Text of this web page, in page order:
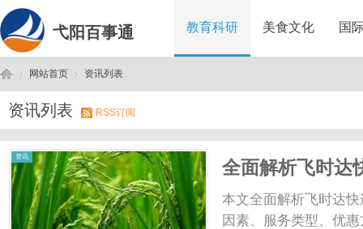
弋阳百事通 教育科研 美食文化 国
弋 ›
网站首页
›
资讯列表
资讯列表 RSS订阅
资讯
全面解析飞时达
本文全面解析飞时达
因素、服务类型、优